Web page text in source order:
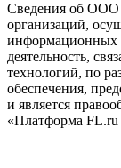
Сведения об ООО
организаций,
информационных
деятельность,
технологий, по
обеспечения,
и является
«Платформа FL.ru